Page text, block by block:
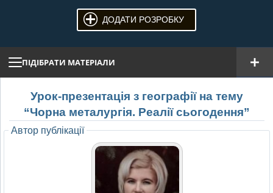
ДОДАТИ РОЗРОБКУ
ПІДІБРАТИ МАТЕРІАЛИ
Урок-презентація з географії на тему
“Чорна металургія. Реалії сьогодення”
Автор публікації